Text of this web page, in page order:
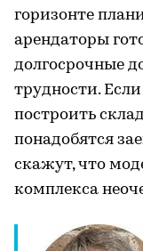
горизонте
арендаторы
долгосрочные
трудности.
построить
понадобятся
скажут, что
комплекса